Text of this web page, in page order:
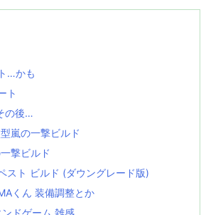
…かも
ト
の後…
嵐の一撃ビルド
撃ビルド
スト ビルド (ダウングレード版)
くん 装備調整とか
ドゲーム 雑感